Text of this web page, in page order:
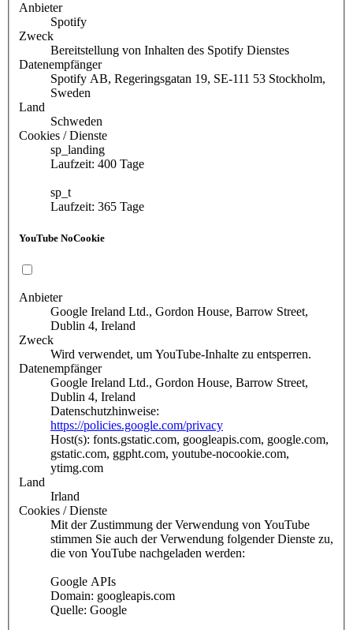
Anbieter
Spotify
Zweck
Bereitstellung von Inhalten des Spotify Dienstes
Datenempfänger
Spotify AB, Regeringsgatan 19, SE-111 53 Stockholm,
Sweden
Land
Schweden
Cookies / Dienste
sp_landing
Laufzeit: 400 Tage
sp_t
Laufzeit: 365 Tage
YouTube NoCookie
Anbieter
Google Ireland Ltd., Gordon House, Barrow Street,
Dublin 4, Ireland
Zweck
Wird verwendet, um YouTube-Inhalte zu entsperren.
Datenempfänger
Google Ireland Ltd., Gordon House, Barrow Street,
Dublin 4, Ireland
Datenschutzhinweise:
https://policies.google.com/privacy
Host(s): fonts.gstatic.com, googleapis.com, google.com,
gstatic.com, ggpht.com, youtube-nocookie.com,
ytimg.com
Land
Irland
Cookies / Dienste
Mit der Zustimmung der Verwendung von YouTube
stimmen Sie auch der Verwendung folgender Dienste zu,
die von YouTube nachgeladen werden:
Google APIs
Domain: googleapis.com
Quelle: Google